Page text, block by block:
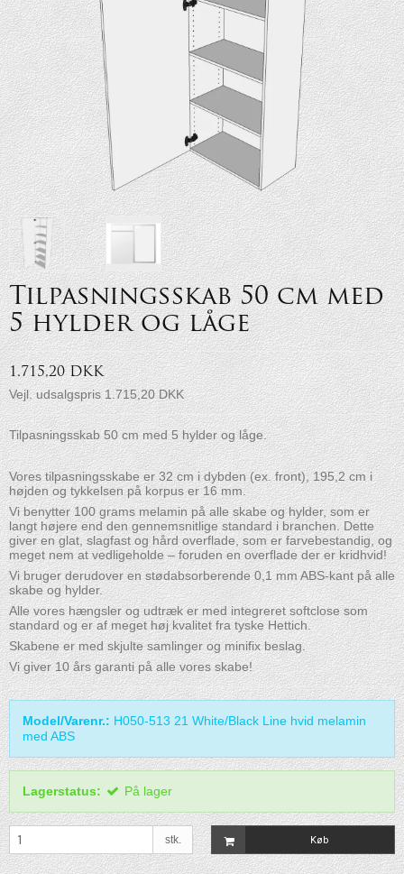
Tilpasningsskab 50 cm med
5 hylder og låge
1.715,20 DKK
Vejl. udsalgspris 1.715,20 DKK
Tilpasningsskab 50 cm med 5 hylder og låge.
Vores tilpasningsskabe er 32 cm i dybden (ex. front), 195,2 cm i
højden og tykkelsen på korpus er 16 mm.
Vi benytter 100 grams melamin på alle skabe og hylder, som er
langt højere end den gennemsnitlige standard i branchen. Dette
giver en glat, slagfast og hård overflade, som er farvebestandig, og
meget nem at vedligeholde – foruden en overflade der er kridhvid!
Vi bruger derudover en stødabsorberende 0,1 mm ABS-kant på alle
skabe og hylder.
Alle vores hængsler og udtræk er med integreret softclose som
standard og er af meget høj kvalitet fra tyske Hettich.
Skabene er med skjulte samlinger og minifix beslag.
Vi giver 10 års garanti på alle vores skabe!
Model/Varenr.: H050-513 21 White/Black Line hvid melamin
med ABS
Lagerstatus: På lager
stk. Køb